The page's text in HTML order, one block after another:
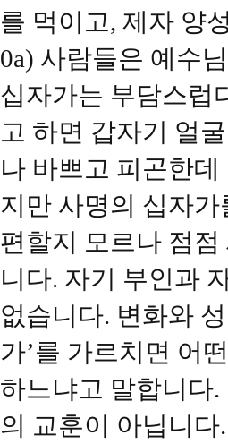
를 먹이고, 제자 양
0a) 사람들은 예수
십자가는 부담스럽
고 하면 갑자기 얼
나 바쁘고 피곤한
지만 사명의 십자
편할지 모르나 점
니다. 자기 부인과
없습니다. 변화와
가’를 가르치면 어
하느냐고 말합니다.
의 교훈이 아닙니